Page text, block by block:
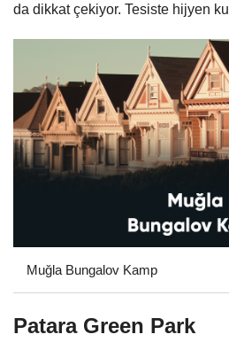
da dikkat çekiyor. Tesiste hijyen
Muğla Bungalov Kamp
Patara Green Park